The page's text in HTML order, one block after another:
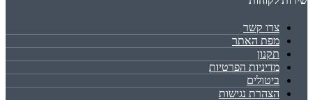
צרו קשר
מפת האתר
תקנון
מדיניות הפרטיות
ביטולים
הצהרת נגישות